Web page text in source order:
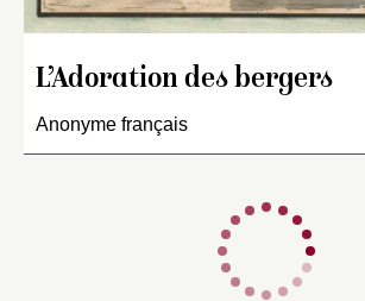
L’Adoration des bergers
Anonyme français